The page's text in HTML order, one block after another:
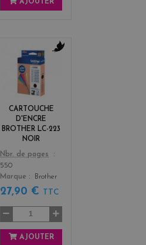
AJOUTER
CARTOUCHE
D'ENCRE
BROTHER LC-223
NOIR
Color
k
Nbr. de pages
550
Marque
Brother
27,90 € TTC
AJOUTER